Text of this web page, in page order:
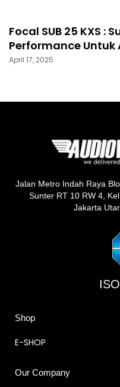
Focal SUB 25 KXS :
Performance Untuk
April 17, 2025
Jalan Metro Indah Raya
Sunter RT 10 RW 4,
Jakarta
Shop
E-SHOP
Our Company